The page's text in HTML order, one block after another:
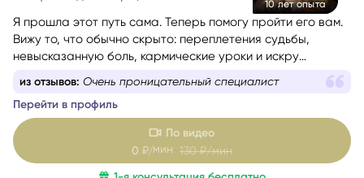
10 лет опыта
Я прошла этот путь сама. Теперь помогу пройти его вам.
Вижу то, что обычно скрыто: переплетения судьбы,
таланта, которую человек сам в себе не замечает. Я
астролог, таролог, рунолог, мастер оракула Симболон,
МАК-карт и литотерапевт.
Моя задача - вернуть вам ясность и опору, когда
непонятно, куда двигаться, и кажется, что впереди только
Перейти в профиль
По видео
0 ₽/мин130 ₽/мин